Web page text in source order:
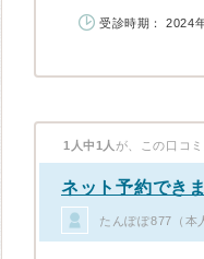
受診時期： 2024
1人中1人 が、この口コ
ネット予約でき
たんぽぽ877（本